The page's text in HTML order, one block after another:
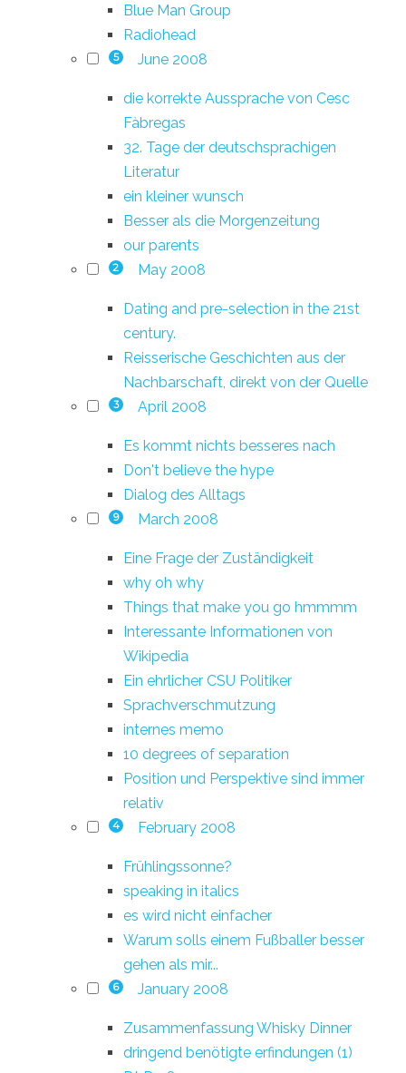
Blue Man Group
Radiohead
5 June 2008
die korrekte Aussprache von Cesc
Fàbregas
32. Tage der deutschsprachigen
Literatur
ein kleiner wunsch
Besser als die Morgenzeitung
our parents
2 May 2008
Dating and pre-selection in the 21st
century.
Reisserische Geschichten aus der
Nachbarschaft, direkt von der Quelle
3 April 2008
Es kommt nichts besseres nach
Don't believe the hype
Dialog des Alltags
9 March 2008
Eine Frage der Zuständigkeit
why oh why
Things that make you go hmmmm
Interessante Informationen von
Wikipedia
Ein ehrlicher CSU Politiker
Sprachverschmutzung
internes memo
10 degrees of separation
Position und Perspektive sind immer
relativ
4 February 2008
Frühlingssonne?
speaking in italics
es wird nicht einfacher
Warum solls einem Fußballer besser
gehen als mir...
6 January 2008
Zusammenfassung Whisky Dinner
dringend benötigte erfindungen (1)